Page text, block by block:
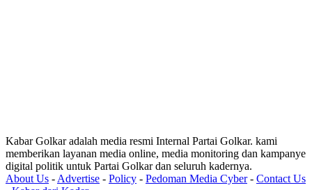
Kabar Golkar adalah media resmi Internal Partai Golkar. kami
memberikan layanan media online, media monitoring dan kampanye
digital politik untuk Partai Golkar dan seluruh kadernya.
About Us - Advertise - Policy - Pedoman Media Cyber- Contact Us